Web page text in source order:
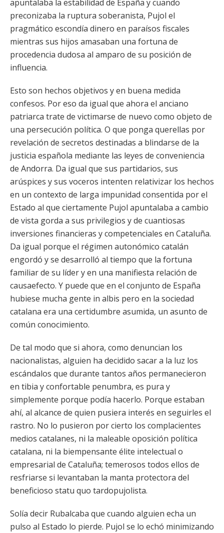
apuntalaba la estabilidad de España y cuando
preconizaba la ruptura soberanista, Pujol el
pragmático escondía dinero en paraísos fiscales
mientras sus hijos amasaban una fortuna de
procedencia dudosa al amparo de su posición de
influencia.
Esto son hechos objetivos y en buena medida
confesos. Por eso da igual que ahora el anciano
patriarca trate de victimarse de nuevo como objeto de
una persecución política. O que ponga querellas por
revelación de secretos destinadas a blindarse de la
justicia española mediante las leyes de conveniencia
de Andorra. Da igual que sus partidarios, sus
arúspices y sus voceros intenten relativizar los hechos
en un contexto de larga impunidad consentida por el
Estado al que ciertamente Pujol apuntalaba a cambio
de vista gorda a sus privilegios y de cuantiosas
inversiones financieras y competenciales en Cataluña.
Da igual porque el régimen autonómico catalán
engordó y se desarrolló al tiempo que la fortuna
familiar de su líder y en una manifiesta relación de
causaefecto. Y puede que en el conjunto de España
hubiese mucha gente in albis pero en la sociedad
catalana era una certidumbre asumida, un asunto de
común conocimiento.
De tal modo que si ahora, como denuncian los
nacionalistas, alguien ha decidido sacar a la luz los
escándalos que durante tantos años permanecieron
en tibia y confortable penumbra, es pura y
simplemente porque podía hacerlo. Porque estaban
ahí, al alcance de quien pusiera interés en seguirles el
rastro. No lo pusieron por cierto los complacientes
medios catalanes, ni la maleable oposición política
catalana, ni la biempensante élite intelectual o
empresarial de Cataluña; temerosos todos ellos de
resfriarse si levantaban la manta protectora del
beneficioso statu quo tardopujolista.
Solía decir Rubalcaba que cuando alguien echa un
pulso al Estado lo pierde. Pujol se lo echó minimizando